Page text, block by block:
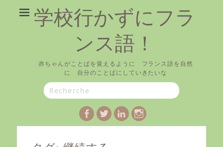
学校行かずにフラ
ンス語！
赤ちゃんがことばを覚えるように フランス語を自然
に 自分のことばにしていきたいな
Search
for:
Facebook
TwitterLinkedIn
Instagram